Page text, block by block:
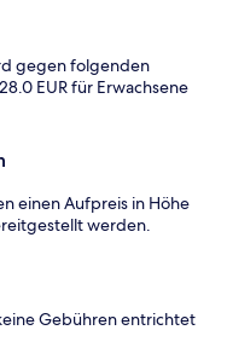
gegen folgenden
EUR für Erwachsene
einen Aufpreis in Höhe
werden.
Gebühren entrichtet